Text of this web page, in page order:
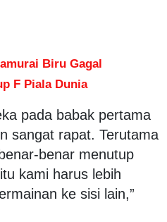
Biru Gagal
F Piala Dunia
pada babak pertama
sangat rapat. Terutama
benar menutup
kami harus lebih
ke sisi lain,”